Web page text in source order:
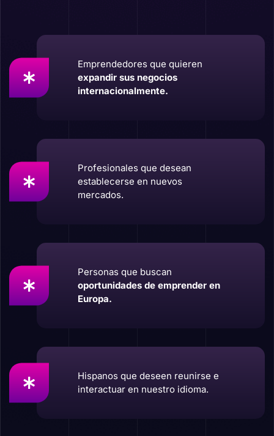
Emprendedores que quieren
expandir sus negocios
internacionalmente.
Profesionales que desean
establecerse en nuevos
mercados.
Personas que buscan
oportunidades de emprender en
Europa.
Hispanos que deseen reunirse e
interactuar en nuestro idioma.